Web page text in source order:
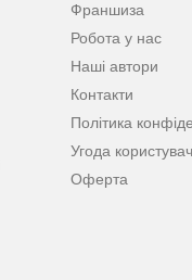
Франшиза
Робота у нас
Наші автори
Контакти
Політика
Угода
Оферта